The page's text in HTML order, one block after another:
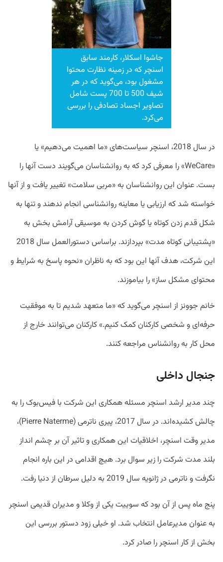
جاشوا اسکلار، کارمند سابق
اسنچر که در زمینه نظارت محتوا
مشغول بود، می‌گوید که در هر
شیف 500 تا 700 پست شامل
تصاویر اجساد تصادفی را بررسی
می‌کرد.
در سال 2018، اسنچر سیاست‌های «ما اهمیت می‌دهیم» یا
«WeCare» را معرفی کرد که به روانشناسان می‌گویند دست آنها را
بست. عنوان این روانشناسان به «مربی سلامت» تغییر یافت و از آنها
خواسته شد که ارزیابی یا معاینه روانشناسی انجام ندهند و تنها به
شکل قدم زدن کوتاه یا گوش کردن به موسیقی آرامش بخش به
«پشتیبانی کوتاه مدت» بپردازند. براساس دستورالعمل سال 2018
این شرکت، هدف آنها این بود که به ناظران «نحوه پاسخ به شرایط و
محتوای مشکل ساز» را بیاموزند.
خانم جوونز از اسنچر می‌گوید که «ما متعهد شدیم تا به موفقیت
حرفه‌ای و شخصی کارکنان کمک کنیم.» کارکنان می‌توانند خارج از
محل کار به روانشناس مراجعه کنند.
جنجال داخلی
چند مدیر ارشد اسنچر مسئله همکاری این شرکت با فیس‌بوک را به
چالش کشیده‌اند. در سال 2017، پیری ناترمی (Pierre Naterme)،
مدیر وقت اسنچر، اخلاقیات این همکاری و تاثیر آن بر چشم انداز
بلند مدت شرکت را زیر سوال برد. هیچ اقدامی در این باره انجام
نگرفت و ناترمی در ژانویه سال 2019 به دلیل سرطان از دنیا رفت.
پنج ماه پس از آن بود که سوییت یکی از وکلا و مدیران قدیمی اسنچر
به عنوان مدیرعامل انتخاب شد. او خیلی زود دستور بررسی این
بخش از کار اسنچر را صادر کرد.